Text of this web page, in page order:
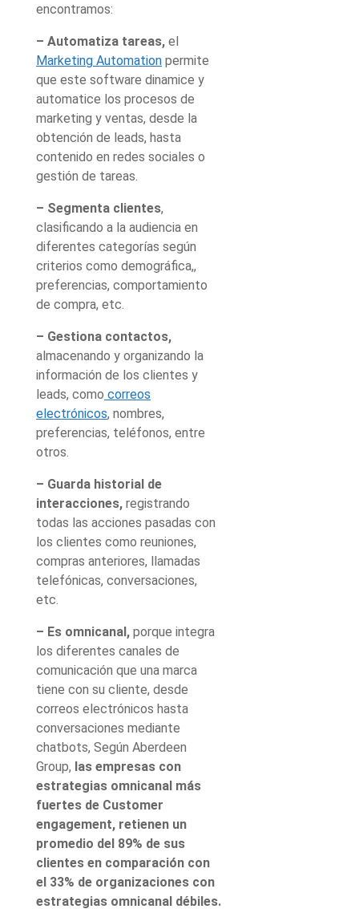
encontramos:
– Automatiza tareas, el
Marketing Automation permite
que este software dinamice y
automatice los procesos de
marketing y ventas, desde la
obtención de leads, hasta
contenido en redes sociales o
gestión de tareas.
– Segmenta clientes,
clasificando a la audiencia en
diferentes categorías según
criterios como demográfica,,
preferencias, comportamiento
de compra, etc.
– Gestiona contactos,
almacenando y organizando la
información de los clientes y
leads, como correos
electrónicos, nombres,
preferencias, teléfonos, entre
otros.
– Guarda historial de
interacciones, registrando
todas las acciones pasadas con
los clientes como reuniones,
compras anteriores, llamadas
telefónicas, conversaciones,
etc.
– Es omnicanal, porque integra
los diferentes canales de
comunicación que una marca
tiene con su cliente, desde
correos electrónicos hasta
conversaciones mediante
chatbots, Según Aberdeen
Group, las empresas con
estrategias omnicanal más
fuertes de Customer
engagement, retienen un
promedio del 89% de sus
clientes en comparación con
el 33% de organizaciones con
estrategias omnicanal débiles.